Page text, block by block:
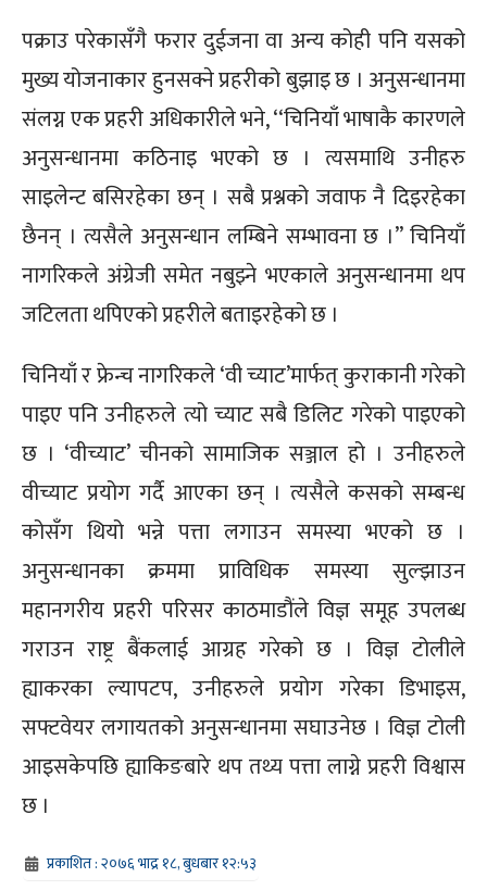
पक्राउ परेकासँगै फरार दुईजना वा अन्य कोही पनि यसको
मुख्य योजनाकार हुनसक्ने प्रहरीको बुझाइ छ । अनुसन्धानमा
संलग्न एक प्रहरी अधिकारीले भने, ‘‘चिनियाँ भाषाकै कारणले
अनुसन्धानमा कठिनाइ भएको छ । त्यसमाथि उनीहरु
साइलेन्ट बसिरहेका छन् । सबै प्रश्नको जवाफ नै दिइरहेका
छैनन् । त्यसैले अनुसन्धान लम्बिने सम्भावना छ ।’’ चिनियाँ
नागरिकले अंग्रेजी समेत नबुझ्ने भएकाले अनुसन्धानमा थप
जटिलता थपिएको प्रहरीले बताइरहेको छ ।
चिनियाँ र फ्रेन्च नागरिकले ‘वी च्याट’मार्फत् कुराकानी गरेको
पाइए पनि उनीहरुले त्यो च्याट सबै डिलिट गरेको पाइएको
छ । ‘वीच्याट’ चीनको सामाजिक सञ्जाल हो । उनीहरुले
वीच्याट प्रयोग गर्दै आएका छन् । त्यसैले कसको सम्बन्ध
कोसँग थियो भन्ने पत्ता लगाउन समस्या भएको छ ।
अनुसन्धानका क्रममा प्राविधिक समस्या सुल्झाउन
महानगरीय प्रहरी परिसर काठमाडौंले विज्ञ समूह उपलब्ध
गराउन राष्ट्र बैंकलाई आग्रह गरेको छ । विज्ञ टोलीले
ह्याकरका ल्यापटप, उनीहरुले प्रयोग गरेका डिभाइस,
सफ्टवेयर लगायतको अनुसन्धानमा सघाउनेछ । विज्ञ टोली
आइसकेपछि ह्याकिङबारे थप तथ्य पत्ता लाग्ने प्रहरी विश्वास
छ ।
प्रकाशित : २०७६ भाद्र १८, बुधबार १२:५३